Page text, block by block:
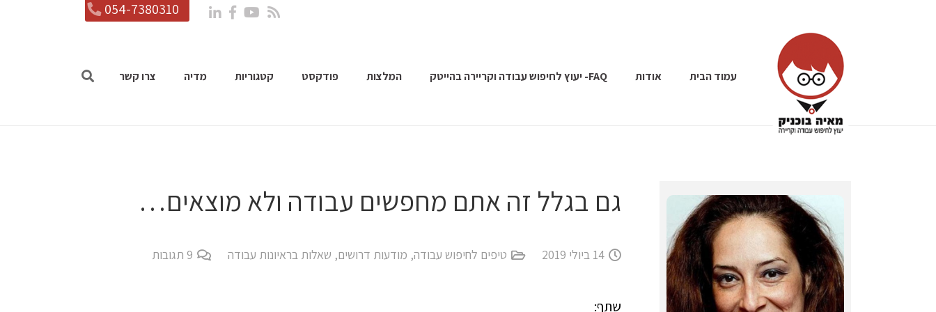
054-7380310
עמוד הבית אודות FAQ- יעוץ לחיפוש עבודה וקריירה בהייטק המלצות פודקסט קטגוריות מדיה צרו קשר
גם בגלל זה אתם מחפשים עבודה ולא מוצאים…
14 ביולי 2019 טיפים לחיפוש עבודה, מודעות דרושים, שאלות בראיונות עבודה 9 תגובות
שתף: